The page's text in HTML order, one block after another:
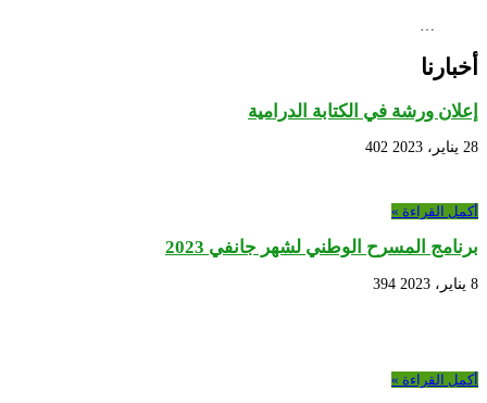
…
أخبارنا
إعلان ورشة في الكتابة الدرامية
28 يناير، 2023 402
أكمل القراءة »
برنامج المسرح الوطني لشهر جانفي 2023
8 يناير، 2023 394
أكمل القراءة »